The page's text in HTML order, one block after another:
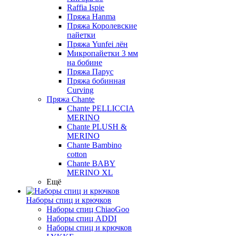
Raffia Ispie
Пряжа Hanma
Пряжа Королевские
пайетки
Пряжа Yunfei лён
Микропайетки 3 мм
на бобине
Пряжа Парус
Пряжа бобинная
Curving
Пряжа Chante
Chante PELLICCIA
MERINO
Chante PLUSH &
MERINO
Chante Bambino
cotton
Chante BABY
MERINO XL
Ещё
Наборы спиц и крючков
Наборы спиц ChiaoGoo
Наборы спиц ADDI
Наборы спиц и крючков